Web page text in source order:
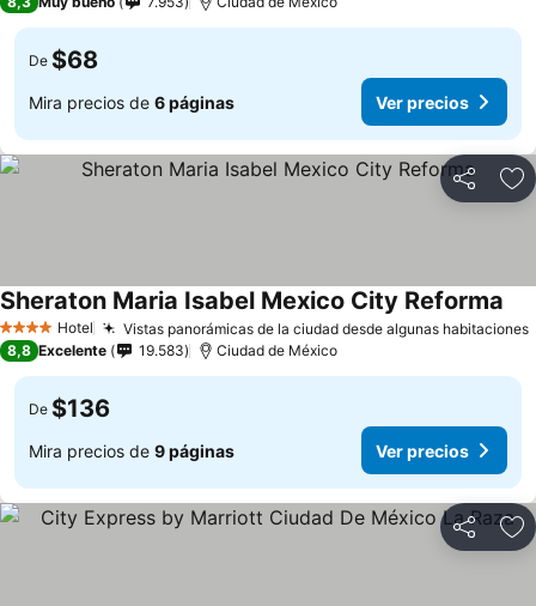
De $68
Mira precios de 6 páginas Ver precios
Compartir
4 EstrellasHotel Vistas panorámicas de la ciudad desde algunas habitaciones
Sheraton Maria Isabel Mexico City Reforma
8,8 Excelente 19.583 Ciudad de México
De $136
Mira precios de 9 páginas Ver precios
Compartir